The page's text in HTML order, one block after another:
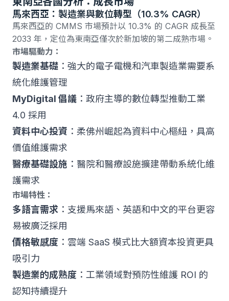
馬來西亞：製造業與數位轉型（10.3% CAGR）
馬來西亞的 CMMS 市場預計以 10.3% 的 CAGR 成長至
2033 年，定位為東南亞僅次於新加坡的第二成熟市場。
市場驅動力：
製造業基礎 ：強大的電子電機和汽車製造業需要系
統化維護管理
MyDigital 倡議 ：政府主導的數位轉型推動工業
4.0 採用
資料中心投資 ：柔佛州崛起為資料中心樞紐，具高
價值維護需求
醫療基礎設施 ：醫院和醫療設施擴建帶動系統化維
護需求
市場特性：
多語言需求 ：支援馬來語、英語和中文的平台更容
易被廣泛採用
價格敏感度 ：雲端 SaaS 模式比大額資本投資更具
吸引力
製造業的成熟度 ：工業領域對預防性維護 ROI 的
認知持續提升